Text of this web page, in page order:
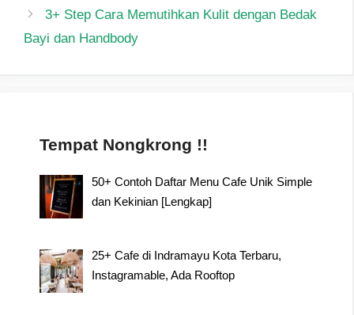
3+ Step Cara Memutihkan Kulit dengan Bedak
Bayi dan Handbody
Tempat Nongkrong !!
50+ Contoh Daftar Menu Cafe Unik Simple
dan Kekinian [Lengkap]
25+ Cafe di Indramayu Kota Terbaru,
Instagramable, Ada Rooftop